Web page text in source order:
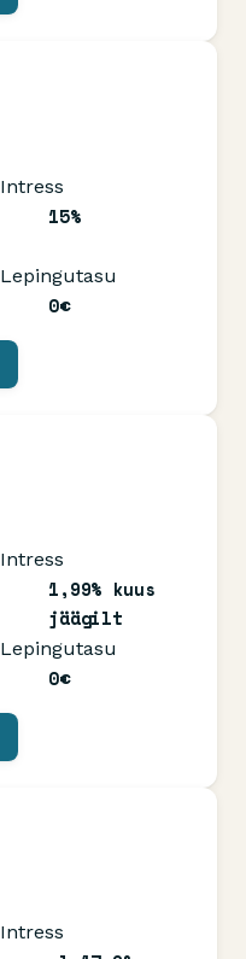
Intress
15%
Lepingutasu
0€
Intress
1,99% kuus
jäägilt
Lepingutasu
0€
Intress